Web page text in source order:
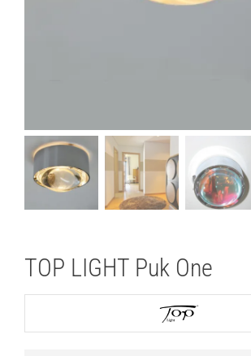
TOP LIGHT Puk One